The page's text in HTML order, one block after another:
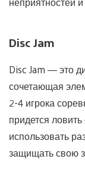
Disc Jam
Disc Jam — это
сочетающая
2-4 игрока
придется
использовать
защищать свою